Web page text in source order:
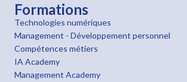
Formations
Technologies numériques
Management - Développement personnel
Compétences métiers
IA Academy
Management Academy